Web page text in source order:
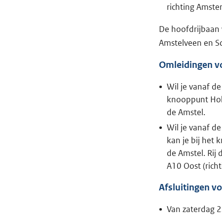
richting
De hoofdrijbaan
Amstelveen en
Omleidingen
Wil je vanaf
knooppunt
de Amstel.
Wil je vanaf
kan je bij het
de Amstel. Rij
A10 Oost
Afsluitingen
Van zaterdag